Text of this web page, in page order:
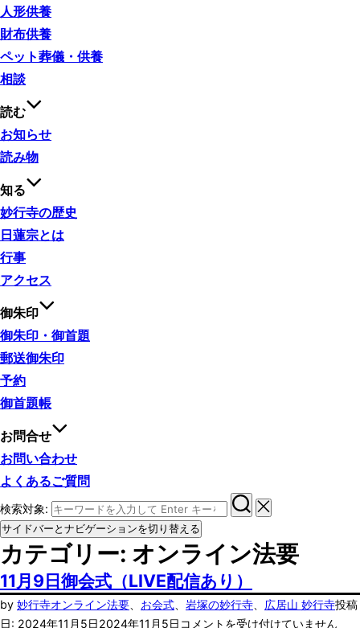
人形供養
財布供養
ペット葬儀・供養
相談
読む
お知らせ
読み物
知る
妙行寺の歴史
日蓮宗とは
行事
アクセス
御朱印
御朱印・御首題
郵送御朱印
予約
御首題帳
お問合せ
お問い合わせ
よくあるご質問
検索対象:
サイドバーとナビゲーションを切り替える
カテゴリー: オンライン法要
11月9日御会式（LIVE配信あり）
by 妙行寺オンライン法要 お会式 岩塚の妙行寺 広居山 妙行寺投稿
日: 2024年11月5日2024年11月5日 コメントを受け付けていません